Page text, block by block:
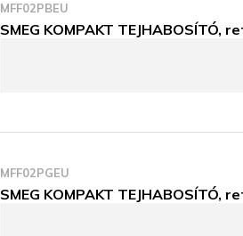
MFF02PBEU
SMEG KOMPAKT TEJHABOSÍTÓ,
MFF02PGEU
SMEG KOMPAKT TEJHABOSÍTÓ,